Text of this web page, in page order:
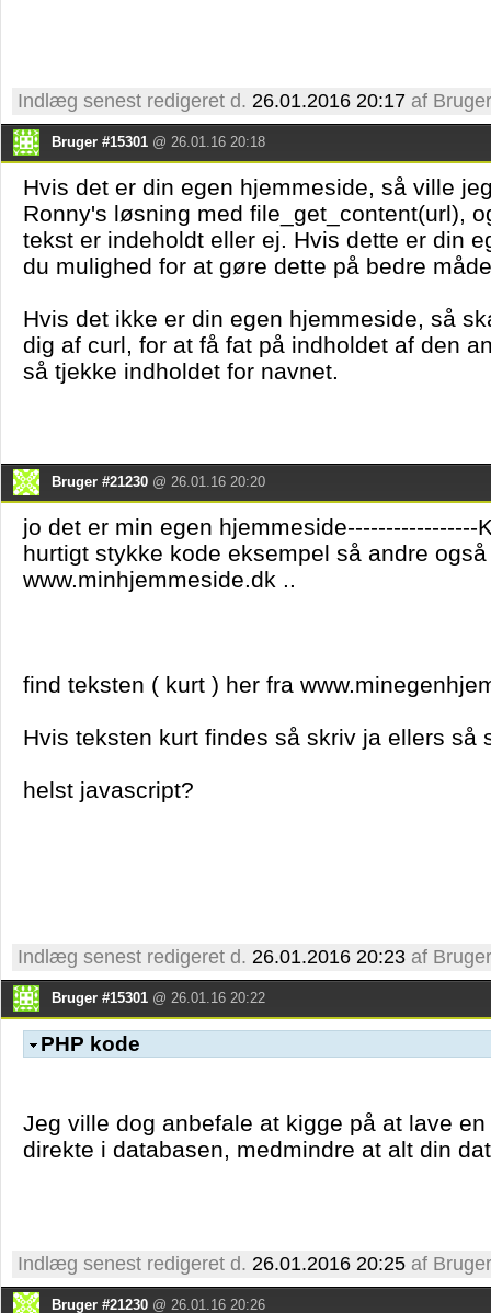
Indlæg senest redigeret d. 26.01.2016 20:17 af
Bruger #15301 @ 26.01.16 20:18
Hvis det er din egen hjemmeside, så ville
Ronny's løsning med file_get_content(url),
tekst er indeholdt eller ej. Hvis dette er din
du mulighed for at gøre dette på bedre
Hvis det ikke er din egen hjemmeside, så
dig af curl, for at få fat på indholdet af den
så tjekke indholdet for navnet.
Bruger #21230 @ 26.01.16 20:20
jo det er min egen hjemmeside-----------------
hurtigt stykke kode eksempel så andre
www.minhjemmeside.dk ..
find teksten ( kurt ) her fra
Hvis teksten kurt findes så skriv ja ellers så
helst javascript?
Indlæg senest redigeret d. 26.01.2016 20:23 af
Bruger #15301 @ 26.01.16 20:22
PHP kode
Jeg ville dog anbefale at kigge på at lave
direkte i databasen, medmindre at alt din
Indlæg senest redigeret d. 26.01.2016 20:25 af
Bruger #21230 @ 26.01.16 20:26